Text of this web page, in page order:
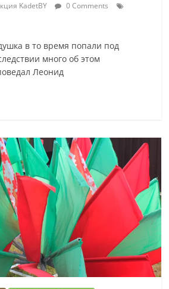
KadetBY
0 Comments
в то время попали под
много об этом
Леонид